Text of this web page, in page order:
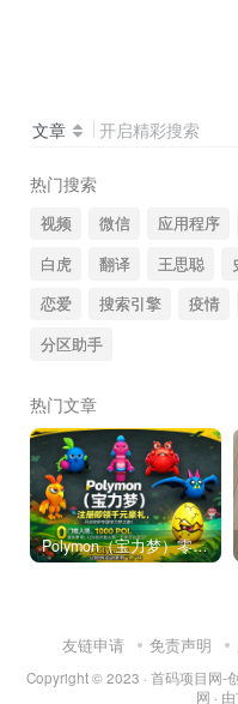
文章 开启精彩搜索
热门搜索
视频 微信 应用程序
白虎
翻译 王思聪
恋爱
搜索引擎 疫情
分区助手
热门文章
Polymon（宝力梦）零撸链游天花板，稳定收益，轻松变现，今日全球首发！
友链申请 免责声明
Copyright © 2023 · 首码项目网-
网 · 由